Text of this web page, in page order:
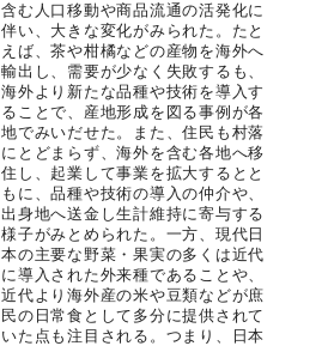
含む人口移動や商品流通の活発化に
伴い、大きな変化がみられた。たと
えば、茶や柑橘などの産物を海外へ
輸出し、需要が少なく失敗するも、
海外より新たな品種や技術を導入す
ることで、産地形成を図る事例が各
地でみいだせた。また、住民も村落
にとどまらず、海外を含む各地へ移
住し、起業して事業を拡大するとと
もに、品種や技術の導入の仲介や、
出身地へ送金し生計維持に寄与する
様子がみとめられた。一方、現代日
本の主要な野菜・果実の多くは近代
に導入された外来種であることや、
近代より海外産の米や豆類などが庶
民の日常食として多分に提供されて
いた点も注目される。つまり、日本